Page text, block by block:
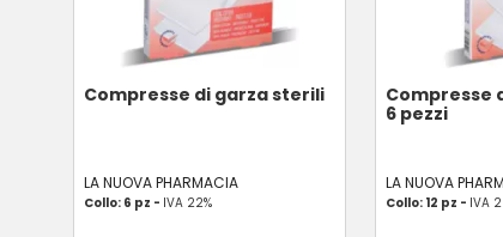
Compresse di garza sterili
LA NUOVA PHARMACIA
Collo: 6 pz - IVA 22%
Compresse
6 pezzi
LA NUOVA
Collo: 12 pz - IVA